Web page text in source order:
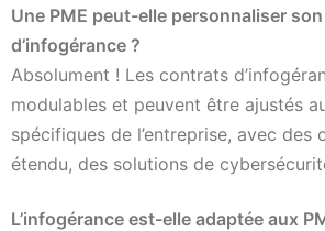
Une PME peut-elle personnaliser
d’infogérance ?
Absolument ! Les contrats
modulables et peuvent être ajustés
spécifiques de l’entreprise, avec
étendu, des solutions de
L’infogérance est-elle adaptée aux